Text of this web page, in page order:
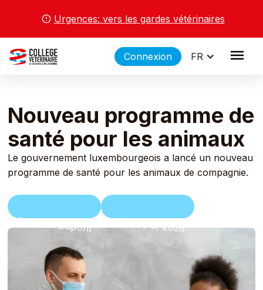
Urgences: vers les gardes vétérinaires
Connexion FR
Nouveau programme de
santé pour les animaux
Le gouvernement luxembourgeois a lancé un nouveau
programme de santé pour les animaux de compagnie.
Dr. Jean Dupont January 8, 2026